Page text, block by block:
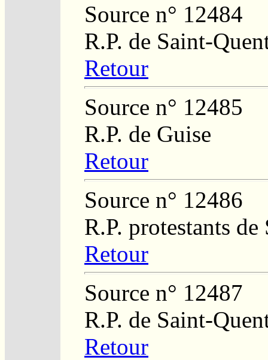
Source n° 12484
R.P. de Saint-
Retour
Source n° 12485
R.P. de Guise
Retour
Source n° 12486
R.P. protestants
Retour
Source n° 12487
R.P. de Saint-
Retour